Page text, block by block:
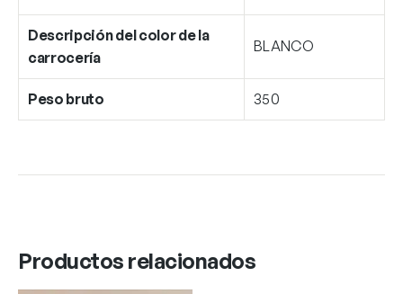
Descripción del color de la
carrocería
BLANCO
Peso bruto 350
Productos relacionados